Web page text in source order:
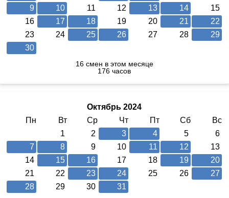
9
10 11 12 13 14
15
16
17 18 19 20 21
22
23
24 25 26 27 28
29
30
16 смен в этом месяце
176 часов
Октябрь 2024
Пн
Вт Ср Чт Пт Сб
Вс
1
2 3 4 5
6
7
8 9 10 11 12
13
14
15 16 17 18 19
20
21
22 23 24 25 26
27
28
29 30 31